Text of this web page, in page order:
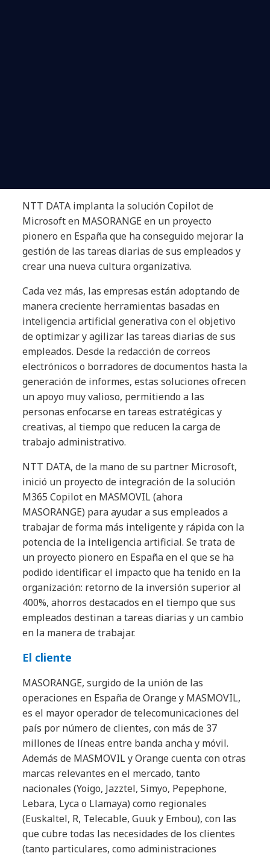
NTT DATA implanta la solución Copilot de
Microsoft en MASORANGE en un proyecto
pionero en España que ha conseguido mejorar la
gestión de las tareas diarias de sus empleados y
crear una nueva cultura organizativa.
Cada vez más, las empresas están adoptando de
manera creciente herramientas basadas en
inteligencia artificial generativa con el objetivo
de optimizar y agilizar las tareas diarias de sus
empleados. Desde la redacción de correos
electrónicos o borradores de documentos hasta la
generación de informes, estas soluciones ofrecen
un apoyo muy valioso, permitiendo a las
personas enfocarse en tareas estratégicas y
creativas, al tiempo que reducen la carga de
trabajo administrativo.
NTT DATA, de la mano de su partner Microsoft,
inició un proyecto de integración de la solución
M365 Copilot en MASMOVIL (ahora
MASORANGE) para ayudar a sus empleados a
trabajar de forma más inteligente y rápida con la
potencia de la inteligencia artificial. Se trata de
un proyecto pionero en España en el que se ha
podido identificar el impacto que ha tenido en la
organización: retorno de la inversión superior al
400%, ahorros destacados en el tiempo que sus
empleados destinan a tareas diarias y un cambio
en la manera de trabajar.
El cliente
MASORANGE, surgido de la unión de las
operaciones en España de Orange y MASMOVIL,
es el mayor operador de telecomunicaciones del
país por número de clientes, con más de 37
millones de líneas entre banda ancha y móvil.
Además de MASMOVIL y Orange cuenta con otras
marcas relevantes en el mercado, tanto
nacionales (Yoigo, Jazztel, Simyo, Pepephone,
Lebara, Lyca o Llamaya) como regionales
(Euskaltel, R, Telecable, Guuk y Embou), con las
que cubre todas las necesidades de los clientes
(tanto particulares, como administraciones